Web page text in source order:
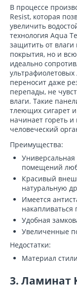
В процессе
Resist, которая
увеличить
технология Aqua
защитить от
покрытия, но и
идеально
ультрафиолетовых
переносит даже
перепады, не
влаги. Такие
тлеющих сигарет
начинает гореть
человеческий
Преимущества:
помещений
Красивый
натуральную
Имеется
накапливаться
Удобная
Увеличенные
Недостатки:
Материал
3. Ламинат